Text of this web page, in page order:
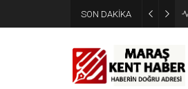
SON DAKİKA